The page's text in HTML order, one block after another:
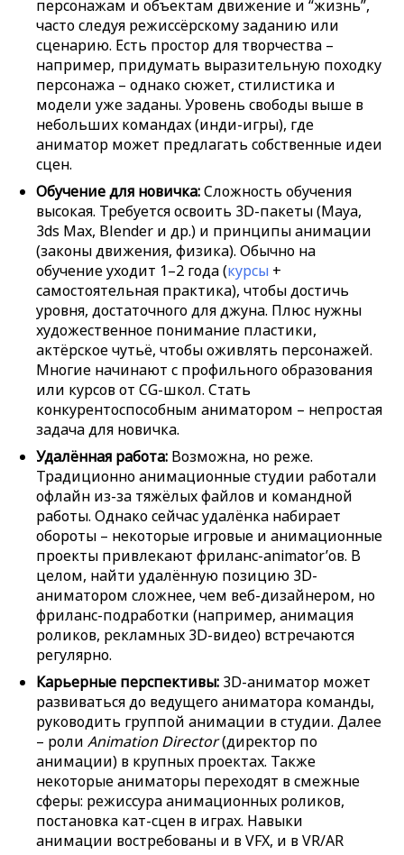
персонажам и объектам движение и “жизнь”,
часто следуя режиссёрскому заданию или
сценарию. Есть простор для творчества –
например, придумать выразительную походку
персонажа – однако сюжет, стилистика и
модели уже заданы. Уровень свободы выше в
небольших командах (инди-игры), где
аниматор может предлагать собственные идеи
сцен.
Обучение для новичка:Сложность обучения
высокая. Требуется освоить 3D-пакеты (Maya,
3ds Max, Blender и др.) и принципы анимации
(законы движения, физика). Обычно на
обучение уходит 1–2 года (курсы +
самостоятельная практика), чтобы достичь
уровня, достаточного для джуна. Плюс нужны
художественное понимание пластики,
актёрское чутьё, чтобы оживлять персонажей.
Многие начинают с профильного образования
или курсов от CG-школ. Стать
конкурентоспособным аниматором – непростая
задача для новичка.
Удалённая работа: Возможна, но реже.
Традиционно анимационные студии работали
офлайн из-за тяжёлых файлов и командной
работы. Однако сейчас удалёнка набирает
обороты – некоторые игровые и анимационные
проекты привлекают фриланс-animator’ов. В
целом, найти удалённую позицию 3D-
аниматором сложнее, чем веб-дизайнером, но
фриланс-подработки (например, анимация
роликов, рекламных 3D-видео) встречаются
регулярно.
Карьерные перспективы: 3D-аниматор может
развиваться до ведущего аниматора команды,
руководить группой анимации в студии. Далее
– роли Animation Director(директор по
анимации) в крупных проектах. Также
некоторые аниматоры переходят в смежные
сферы: режиссура анимационных роликов,
постановка кат-сцен в играх. Навыки
анимации востребованы и в VFX, и в VR/AR